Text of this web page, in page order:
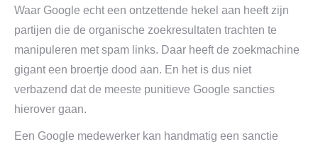
Waar Google echt een ontzettende hekel aan heeft zijn
partijen die de organische zoekresultaten trachten te
manipuleren met spam links. Daar heeft de zoekmachine
gigant een broertje dood aan. En het is dus niet
verbazend dat de meeste punitieve Google sancties
hierover gaan.
Een Google medewerker kan handmatig een sanctie